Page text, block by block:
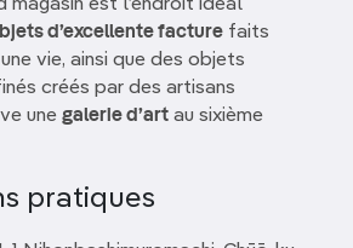
magasin est l’endroit idéal
d’excellente facture faits
vie, ainsi que des objets
créés par des artisans
une galerie d’art au sixième
pratiques